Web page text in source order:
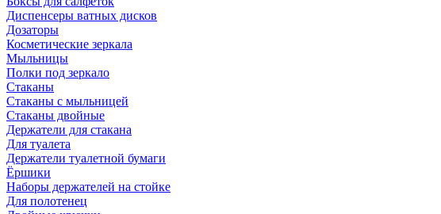
Диспенсеры ватных дисков
Дозаторы
Косметические зеркала
Мыльницы
Полки под зеркало
Стаканы
Стаканы с мыльницей
Стаканы двойные
Держатели для стакана
Для туалета
Держатели туалетной бумаги
Ёршики
Наборы держателей на стойке
Для полотенец